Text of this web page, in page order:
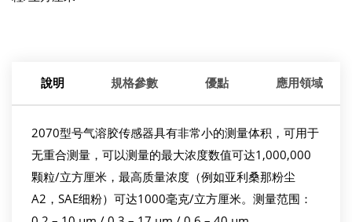
說明 規格參數 優點 應用領域
2070型号气溶胶传感器具有非常小的测量体积，可用于
无重合测量，可以测量的最大浓度数值可达1,000,000
颗粒/立方厘米，最高质量浓度（例如亚利桑那粉尘
A2，SAE细粉）可达1000毫克/立方厘米。测量范围：